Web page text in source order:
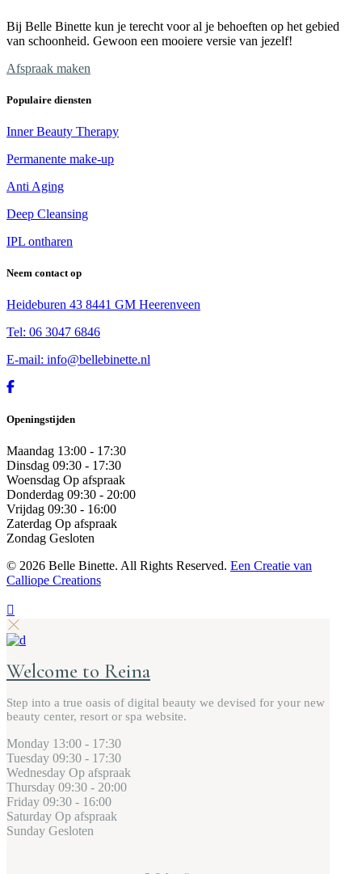
Bij Belle Binette kun je terecht voor al je behoeften op het gebied
van schoonheid. Gewoon een mooiere versie van jezelf!
Afspraak maken
Populaire diensten
Inner Beauty Therapy
Permanente make-up
Anti Aging
Deep Cleansing
IPL ontharen
Neem contact op
Heideburen 43 8441 GM Heerenveen
Tel: 06 3047 6846
E-mail: info@bellebinette.nl
Openingstijden
Maandag 13:00 - 17:30
Dinsdag 09:30 - 17:30
Woensdag Op afspraak
Donderdag 09:30 - 20:00
Vrijdag 09:30 - 16:00
Zaterdag Op afspraak
Zondag Gesloten
© 2026 Belle Binette. All Rights Reserved. Een Creatie van
Calliope Creations
Welcome to Reina
Step into a true oasis of digital beauty we devised for your new
beauty center, resort or spa website.
Monday 13:00 - 17:30
Tuesday 09:30 - 17:30
Wednesday Op afspraak
Thursday 09:30 - 20:00
Friday 09:30 - 16:00
Saturday Op afspraak
Sunday Gesloten